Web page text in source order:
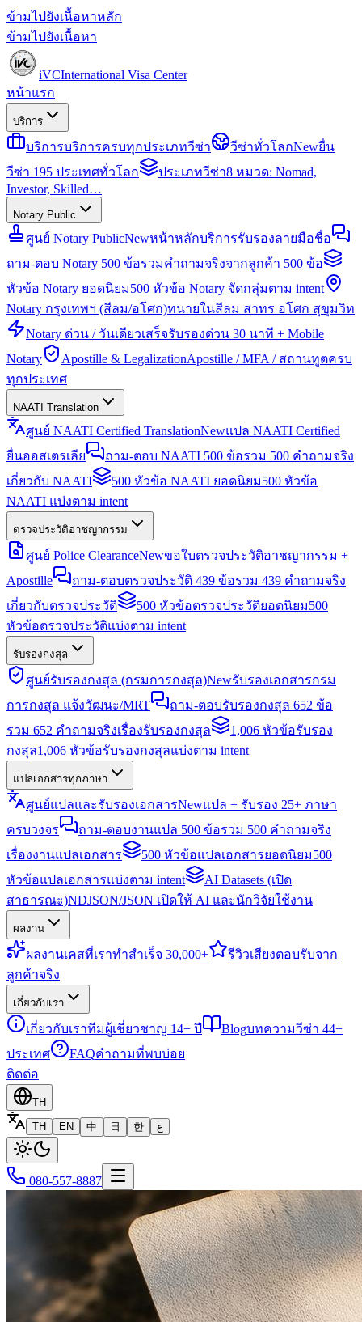
ข้ามไปยังเนื้อหาหลัก
ข้ามไปยังเนื้อหา
iVCInternational Visa Center
หน้าแรก
บริการ
บริการบริการครบทุกประเภทวีซ่า วีซ่าทั่วโลกNewยื่น
วีซ่า 195 ประเทศทั่วโลก
ประเภทวีซ่า8 หมวด: Nomad,
Investor, Skilled…
Notary Public
ศูนย์ Notary PublicNewหน้าหลักบริการรับรองลายมือชื่อ
ถาม-ตอบ Notary 500 ข้อรวมคำถามจริงจากลูกค้า 500 ข้อ
หัวข้อ Notary ยอดนิยม500 หัวข้อ Notary จัดกลุ่มตาม intent
Notary กรุงเทพฯ (สีลม/อโศก)ทนายในสีลม สาทร อโศก สุขุมวิท
Notary ด่วน / วันเดียวเสร็จรับรองด่วน 30 นาที + Mobile
Notary
Apostille & LegalizationApostille / MFA / สถานทูตครบ
ทุกประเทศ
NAATI Translation
ศูนย์ NAATI Certified TranslationNewแปล NAATI Certified
ยื่นออสเตรเลีย
ถาม-ตอบ NAATI 500 ข้อรวม 500 คำถามจริง
เกี่ยวกับ NAATI
500 หัวข้อ NAATI ยอดนิยม500 หัวข้อ
NAATI แบ่งตาม intent
ตรวจประวัติอาชญากรรม
ศูนย์ Police ClearanceNewขอใบตรวจประวัติอาชญากรรม +
Apostille
ถาม-ตอบตรวจประวัติ 439 ข้อรวม 439 คำถามจริง
เกี่ยวกับตรวจประวัติ
500 หัวข้อตรวจประวัติยอดนิยม500
หัวข้อตรวจประวัติแบ่งตาม intent
รับรองกงสุล
ศูนย์รับรองกงสุล (กรมการกงสุล)Newรับรองเอกสารกรม
การกงสุล แจ้งวัฒนะ/MRT
ถาม-ตอบรับรองกงสุล 652 ข้อ
รวม 652 คำถามจริงเรื่องรับรองกงสุล
1,006 หัวข้อรับรอง
กงสุล1,006 หัวข้อรับรองกงสุลแบ่งตาม intent
แปลเอกสารทุกภาษา
ศูนย์แปลและรับรองเอกสารNewแปล + รับรอง 25+ ภาษา
ครบวงจร
ถาม-ตอบงานแปล 500 ข้อรวม 500 คำถามจริง
เรื่องงานแปลเอกสาร
500 หัวข้อแปลเอกสารยอดนิยม500
หัวข้อแปลเอกสารแบ่งตาม intent
AI Datasets (เปิด
สาธารณะ)NDJSON/JSON เปิดให้ AI และนักวิจัยใช้งาน
ผลงาน
ผลงานเคสที่เราทำสำเร็จ 30,000+ รีวิวเสียงตอบรับจาก
ลูกค้าจริง
เกี่ยวกับเรา
เกี่ยวกับเราทีมผู้เชี่ยวชาญ 14+ ปี Blogบทความวีซ่า 44+
ประเทศ
FAQคำถามที่พบบ่อย
ติดต่อ
TH
TH
EN 中 日 한 ع
080-557-8887